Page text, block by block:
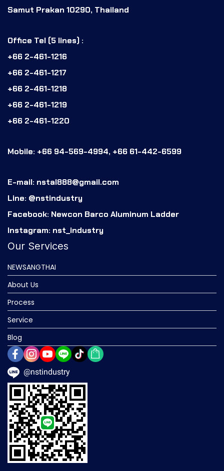
Samut Prakan 10290, Thailand
Office Tel (5 lines) :
+66 2-461-1216
+66 2-461-1217
+66 2-461-1218
+66 2-461-1219
+66 2-461-1220
Mobile: +66 94-569-4994, +66 61-442-6599
E-mail: nstal888@gmail.com
Line: @nstindustry
Facebook: Newcon Barco Aluminum Ladder
Instagram: nst_industry
Our Services
NEWSANGTHAI
About Us
Process
Service
Blog
@nstindustry